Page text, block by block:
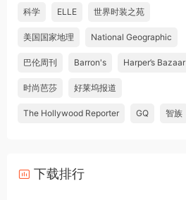
科学 ELLE 世界时装之苑
美国国家地理 National Geographic
巴伦周刊 Barron's Harper’s Bazaar
时尚芭莎 好莱坞报道
The Hollywood Reporter GQ 智族
下载排行